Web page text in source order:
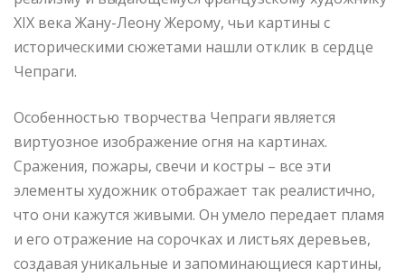
XIX века Жану-Леону Жерому, чьи картины с
историческими сюжетами нашли отклик в сердце
Чепраги.
Особенностью творчества Чепраги является
виртуозное изображение огня на картинах.
Сражения, пожары, свечи и костры – все эти
элементы художник отображает так реалистично,
что они кажутся живыми. Он умело передает пламя
и его отражение на сорочках и листьях деревьев,
создавая уникальные и запоминающиеся картины,